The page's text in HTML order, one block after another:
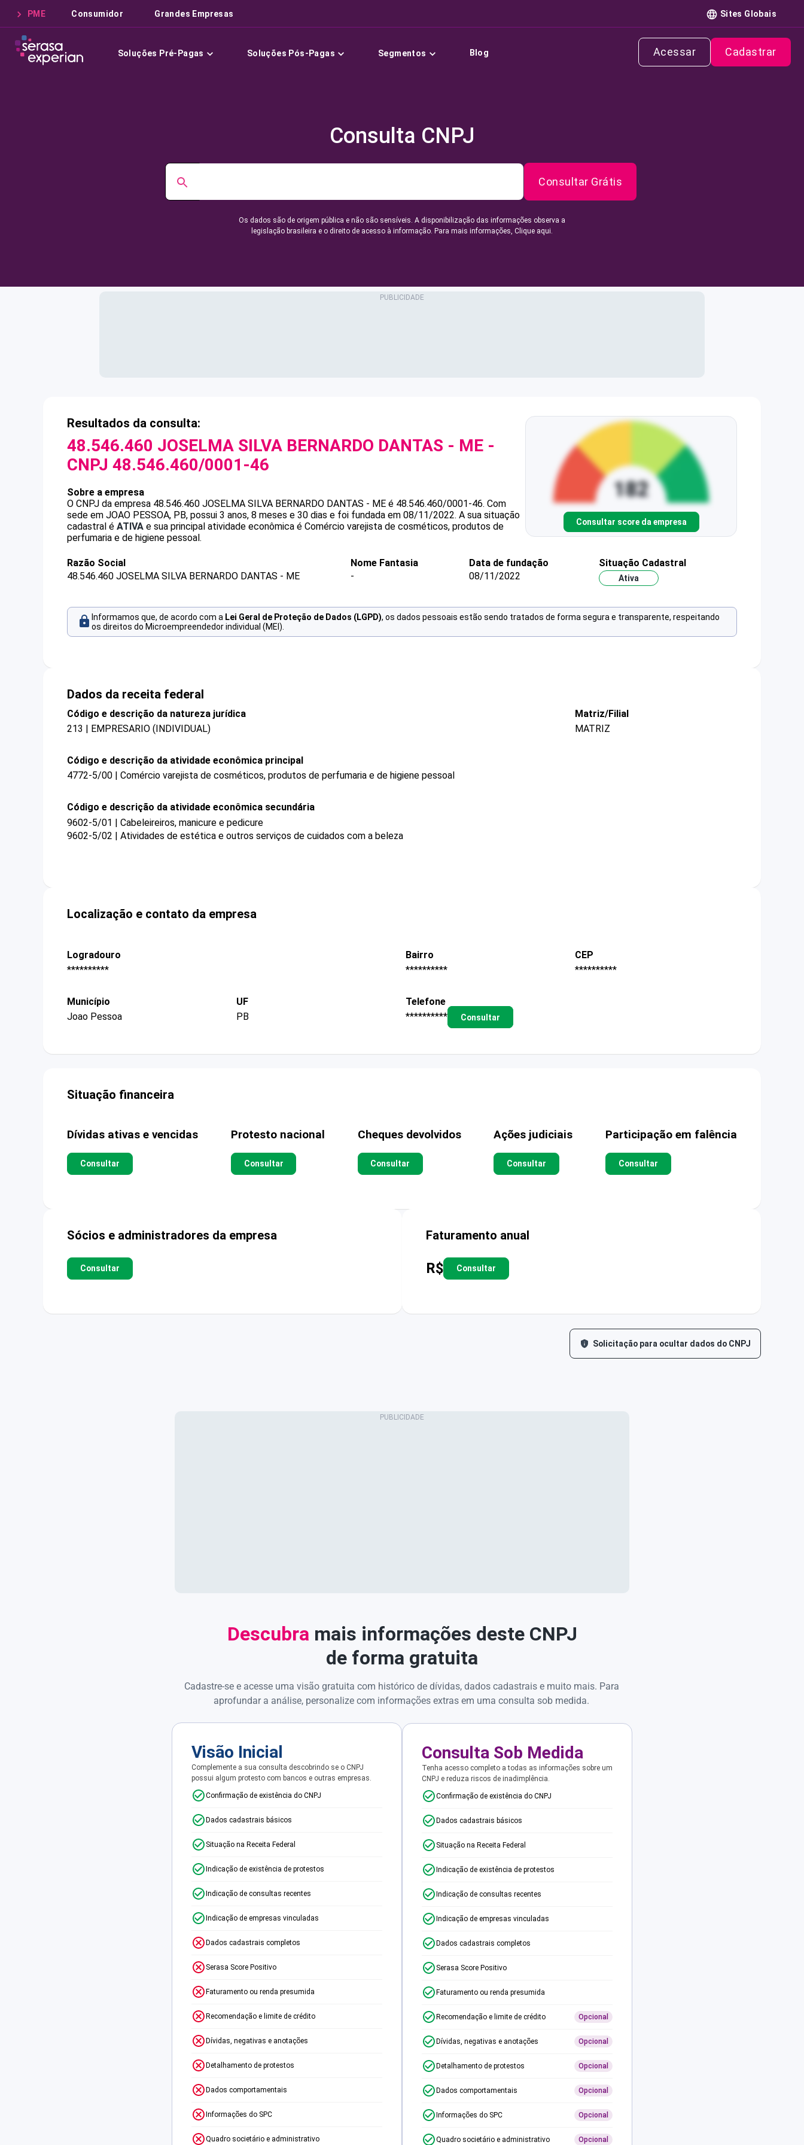
PME Consumidor Grandes Empresas Sites Globais
Soluções Pré-Pagas Soluções Pós-Pagas Segmentos Blog Acessar Cadastrar
Consulta CNPJ
Consultar Grátis
Os dados são de origem pública e não são sensíveis. A disponibilização das informações observa a
legislação brasileira e o direito de acesso à informação. Para mais informações, Clique aqui.
Resultados da consulta:
48.546.460 JOSELMA SILVA BERNARDO DANTAS - ME -
CNPJ 48.546.460/0001-46
Sobre a empresa
O CNPJ da empresa 48.546.460 JOSELMA SILVA BERNARDO DANTAS - ME é 48.546.460/0001-46. Com
sede em JOAO PESSOA, PB, possui 3 anos, 8 meses e 30 dias e foi fundada em 08/11/2022. A sua situação
cadastral é ATIVA e sua principal atividade econômica é Comércio varejista de cosméticos, produtos de
perfumaria e de higiene pessoal.
Consultar score da empresa
Razão Social
48.546.460 JOSELMA SILVA BERNARDO DANTAS - ME
Nome Fantasia
-
Data de fundação
08/11/2022
Situação Cadastral
Ativa
Informamos que, de acordo com a Lei Geral de Proteção de Dados (LGPD), os dados pessoais estão sendo tratados de forma segura e transparente, respeitando
os direitos do Microempreendedor individual (MEI).
Dados da receita federal
Código e descrição da natureza jurídica
213 | EMPRESARIO (INDIVIDUAL)
Matriz/Filial
MATRIZ
Código e descrição da atividade econômica principal
4772-5/00 | Comércio varejista de cosméticos, produtos de perfumaria e de higiene pessoal
Código e descrição da atividade econômica secundária
9602-5/01 | Cabeleireiros, manicure e pedicure
9602-5/02 | Atividades de estética e outros serviços de cuidados com a beleza
Localização e contato da empresa
Logradouro
**********
Bairro
**********
CEP
**********
Município
Joao Pessoa
UF
PB
Telefone
**********
Consultar
Situação financeira
Dívidas ativas e vencidas
Consultar
Protesto nacional
Consultar
Cheques devolvidos
Consultar
Ações judiciais
Consultar
Participação em falência
Consultar
Sócios e administradores da empresa
Consultar
Faturamento anual
R$ Consultar
Solicitação para ocultar dados do CNPJ
Descubra mais informações deste CNPJ
de forma gratuita
Cadastre-se e acesse uma visão gratuita com histórico de dívidas, dados cadastrais e muito mais. Para
aprofundar a análise, personalize com informações extras em uma consulta sob medida.
Visão Inicial
Complemente a sua consulta descobrindo se o CNPJ
possui algum protesto com bancos e outras empresas.
Confirmação de existência do CNPJ
Dados cadastrais básicos
Situação na Receita Federal
Indicação de existência de protestos
Indicação de consultas recentes
Indicação de empresas vinculadas
Dados cadastrais completos
Serasa Score Positivo
Faturamento ou renda presumida
Recomendação e limite de crédito
Dívidas, negativas e anotações
Detalhamento de protestos
Dados comportamentais
Informações do SPC
Quadro societário e administrativo
Consulta Sob Medida
Tenha acesso completo a todas as informações sobre um
CNPJ e reduza riscos de inadimplência.
Confirmação de existência do CNPJ
Dados cadastrais básicos
Situação na Receita Federal
Indicação de existência de protestos
Indicação de consultas recentes
Indicação de empresas vinculadas
Dados cadastrais completos
Serasa Score Positivo
Faturamento ou renda presumida
Recomendação e limite de crédito Opcional
Dívidas, negativas e anotações Opcional
Detalhamento de protestos Opcional
Dados comportamentais Opcional
Informações do SPC Opcional
Quadro societário e administrativo Opcional